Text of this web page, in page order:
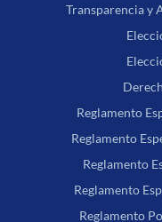
Transparencia y
Reglamento
Reglamento
Reglamento
Reglamento
Reglamento